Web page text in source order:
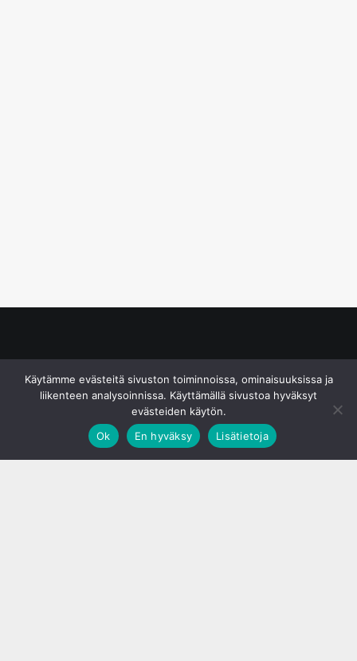
Käytämme evästeitä sivuston toiminnoissa, ominaisuuksissa ja
liikenteen analysoinnissa. Käyttämällä sivustoa hyväksyt
evästeiden käytön.
Ok
En hyväksy Lisätietoja